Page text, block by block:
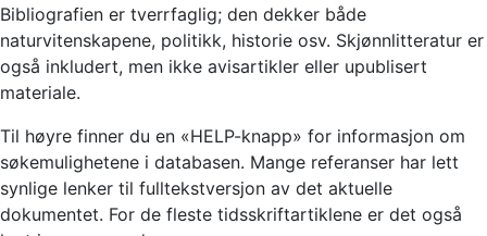
Bibliografien er tverrfaglig; den dekker både
naturvitenskapene, politikk, historie osv. Skjønnlitteratur er
også inkludert, men ikke avisartikler eller upublisert
materiale.
Til høyre finner du en «HELP-knapp» for informasjon om
søkemulighetene i databasen. Mange referanser har lett
synlige lenker til fulltekstversjon av det aktuelle
dokumentet. For de fleste tidsskriftartiklene er det også